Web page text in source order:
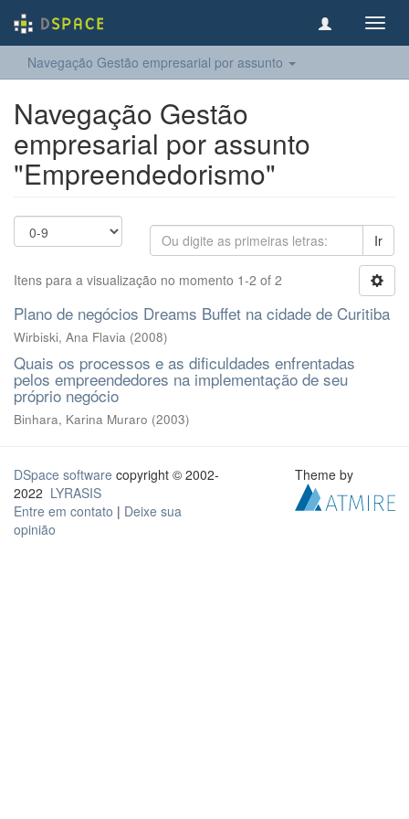
Navegação Gestão empresarial por assunto
Navegação Gestão
empresarial por assunto
"Empreendedorismo"
Ir
Itens para a visualização no momento 1-2 of 2
Plano de negócios Dreams Buffet na cidade de Curitiba
Wirbiski, Ana Flavia (2008)
Quais os processos e as dificuldades enfrentadas
pelos empreendedores na implementação de seu
próprio negócio
Binhara, Karina Muraro (2003)
DSpace software copyright © 2002-
2022 LYRASIS
Entre em contato | Deixe sua
opinião
Theme by